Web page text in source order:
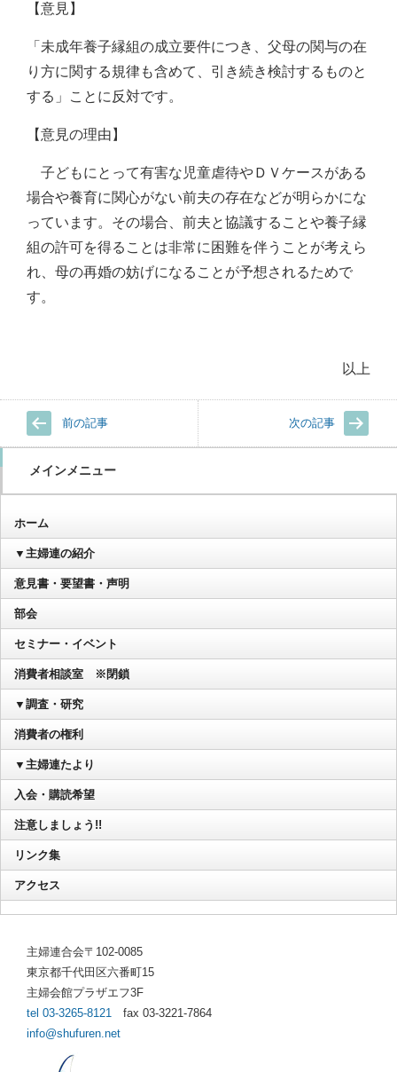
【意見】
「未成年養子縁組の成立要件につき、父母の関与の在
り方に関する規律も含めて、引き続き検討するものと
する」ことに反対です。
【意見の理由】
子どもにとって有害な児童虐待やＤＶケースがある
場合や養育に関心がない前夫の存在などが明らかにな
っています。その場合、前夫と協議することや養子縁
組の許可を得ることは非常に困難を伴うことが考えら
れ、母の再婚の妨げになることが予想されるためで
す。
以上
前の記事 次の記事
メインメニュー
ホーム
▼主婦連の紹介
意見書・要望書・声明
部会
セミナー・イベント
消費者相談室 ※閉鎖
▼調査・研究
消費者の権利
▼主婦連たより
入会・購読希望
注意しましょう!!
リンク集
アクセス
主婦連合会〒102-0085
東京都千代田区六番町15
主婦会館プラザエフ3F
tel 03-3265-8121 fax 03-3221-7864
info@shufuren.net